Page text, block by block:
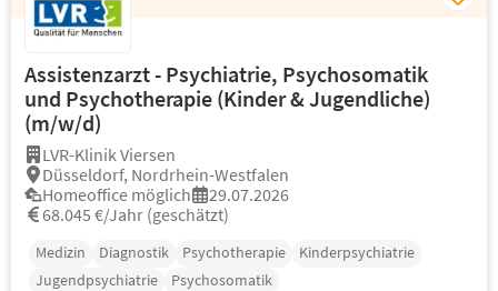
Assistenzarzt - Psychiatrie, Psychosomatik
und Psychotherapie (Kinder & Jugendliche)
(m/w/d)
LVR-Klinik Viersen
Düsseldorf, Nordrhein-Westfalen
Homeoffice möglich
29.07.2026
68.045 €/Jahr (geschätzt)
Medizin Diagnostik Psychotherapie
Kinderpsychiatrie
Jugendpsychiatrie
Psychosomatik